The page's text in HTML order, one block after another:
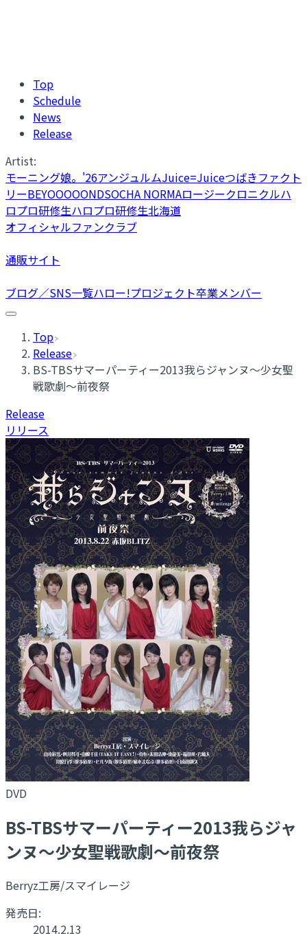
Top
Schedule
News
Release
Artist:
モーニング娘。'26アンジュルムJuice=Juiceつばきファクト
リーBEYOOOOONDSOCHA NORMAロージークロニクルハ
ロプロ研修生ハロプロ研修生北海道
オフィシャルファンクラブ
通販サイト
ブログ／SNS一覧ハロー!プロジェクト卒業メンバー
Top
Release
BS-TBSサマーパーティー2013我らジャンヌ〜少女聖
戦歌劇〜前夜祭
Release
リリース
DVD
BS-TBSサマーパーティー2013我らジャ
ンヌ〜少女聖戦歌劇〜前夜祭
Berryz工房/スマイレージ
発売日:
2014.2.13